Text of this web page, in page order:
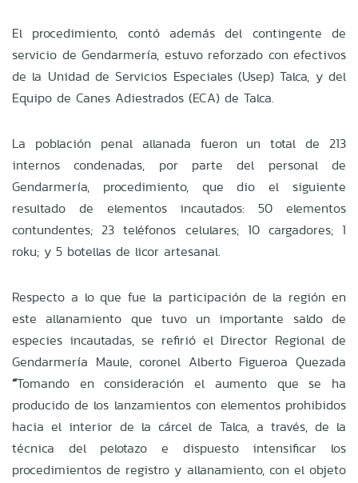
El procedimiento, contó además del contingente de
servicio de Gendarmería, estuvo reforzado con efectivos
de la Unidad de Servicios Especiales (Usep) Talca, y del
Equipo de Canes Adiestrados (ECA) de Talca.
La población penal allanada fueron un total de 213
internos condenadas, por parte del personal de
Gendarmería, procedimiento, que dio el siguiente
resultado de elementos incautados: 50 elementos
contundentes; 23 teléfonos celulares; 10 cargadores; 1
roku; y 5 botellas de licor artesanal.
Respecto a lo que fue la participación de la región en
este allanamiento que tuvo un importante saldo de
especies incautadas, se refirió el Director Regional de
Gendarmería Maule, coronel Alberto Figueroa Quezada
“Tomando en consideración el aumento que se ha
producido de los lanzamientos con elementos prohibidos
hacia el interior de la cárcel de Talca, a través, de la
técnica del pelotazo e dispuesto intensificar los
procedimientos de registro y allanamiento, con el objeto